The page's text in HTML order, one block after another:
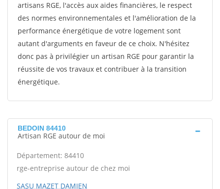
artisans RGE, l'accès aux aides financières, le respect
des normes environnementales et l'amélioration de la
performance énergétique de votre logement sont
autant d'arguments en faveur de ce choix. N'hésitez
donc pas à privilégier un artisan RGE pour garantir la
réussite de vos travaux et contribuer à la transition
énergétique.
BEDOIN 84410
Artisan RGE autour de moi
Département: 84410
rge-entreprise autour de chez moi
SASU MAZET DAMIEN